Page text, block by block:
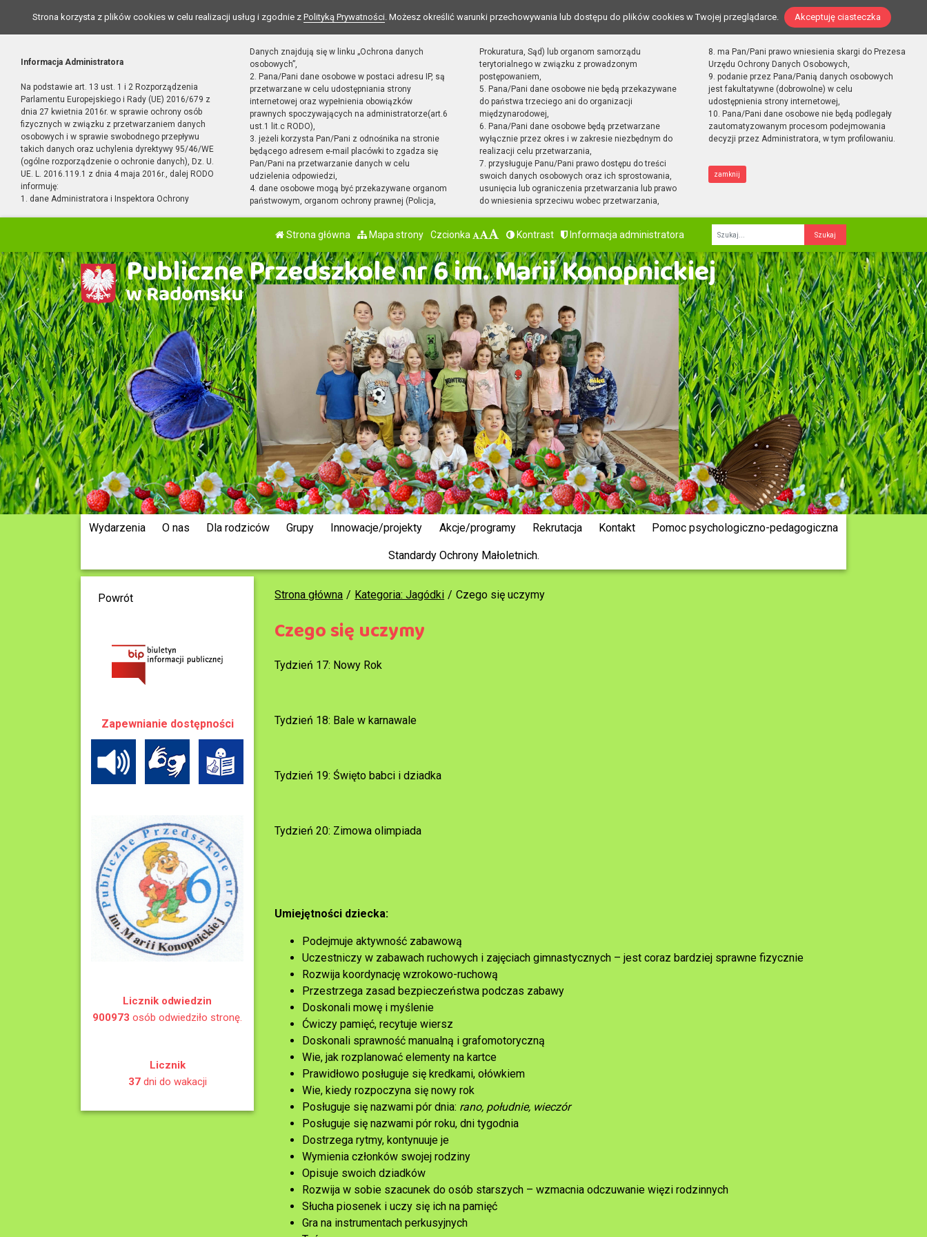
Strona korzysta z plików cookies w celu realizacji usług i zgodnie z Polityką Prywatności. Możesz określić warunki przechowywania lub dostępu do plików cookies w Twojej przeglądarce. Akceptuję ciasteczka
Informacja Administratora
Na podstawie art. 13 ust. 1 i 2 Rozporządzenia
Parlamentu Europejskiego i Rady (UE) 2016/679 z
dnia 27 kwietnia 2016r. w sprawie ochrony osób
fizycznych w związku z przetwarzaniem danych
osobowych i w sprawie swobodnego przepływu
takich danych oraz uchylenia dyrektywy 95/46/WE
(ogólne rozporządzenie o ochronie danych), Dz. U.
UE. L. 2016.119.1 z dnia 4 maja 2016r., dalej RODO
informuję:
1. dane Administratora i Inspektora Ochrony
Danych znajdują się w linku „Ochrona danych
osobowych”,
2. Pana/Pani dane osobowe w postaci adresu IP, są
przetwarzane w celu udostępniania strony
internetowej oraz wypełnienia obowiązków
prawnych spoczywających na administratorze(art.6
ust.1 lit.c RODO),
3. jeżeli korzysta Pan/Pani z odnośnika na stronie
będącego adresem e-mail placówki to zgadza się
Pan/Pani na przetwarzanie danych w celu
udzielenia odpowiedzi,
4. dane osobowe mogą być przekazywane organom
państwowym, organom ochrony prawnej (Policja,
Prokuratura, Sąd) lub organom samorządu
terytorialnego w związku z prowadzonym
postępowaniem,
5. Pana/Pani dane osobowe nie będą przekazywane
do państwa trzeciego ani do organizacji
międzynarodowej,
6. Pana/Pani dane osobowe będą przetwarzane
wyłącznie przez okres i w zakresie niezbędnym do
realizacji celu przetwarzania,
7. przysługuje Panu/Pani prawo dostępu do treści
swoich danych osobowych oraz ich sprostowania,
usunięcia lub ograniczenia przetwarzania lub prawo
do wniesienia sprzeciwu wobec przetwarzania,
8. ma Pan/Pani prawo wniesienia skargi do Prezesa
Urzędu Ochrony Danych Osobowych,
9. podanie przez Pana/Panią danych osobowych
jest fakultatywne (dobrowolne) w celu
udostępnienia strony internetowej,
10. Pana/Pani dane osobowe nie będą podlegały
zautomatyzowanym procesom podejmowania
decyzji przez Administratora, w tym profilowaniu.
zamknij
Strona główna Mapa strony Czcionka Kontrast Informacja administratora
Fraza
Publiczne Przedszkole nr 6 im. Marii Konopnickiej
w Radomsku
Wydarzenia O nas Dla rodziców Grupy Innowacje/projekty Akcje/programy Rekrutacja Kontakt Pomoc psychologiczno-pedagogiczna
Standardy Ochrony Małoletnich.
Strona główna Kategoria: Jagódki Czego się uczymy
Czego się uczymy
Tydzień 17: Nowy Rok
Tydzień 18: Bale w karnawale
Tydzień 19: Święto babci i dziadka
Tydzień 20: Zimowa olimpiada
Umiejętności dziecka:
Podejmuje aktywność zabawową
Uczestniczy w zabawach ruchowych i zajęciach gimnastycznych – jest coraz bardziej sprawne fizycznie
Rozwija koordynację wzrokowo-ruchową
Przestrzega zasad bezpieczeństwa podczas zabawy
Doskonali mowę i myślenie
Ćwiczy pamięć, recytuje wiersz
Doskonali sprawność manualną i grafomotoryczną
Wie, jak rozplanować elementy na kartce
Prawidłowo posługuje się kredkami, ołówkiem
Wie, kiedy rozpoczyna się nowy rok
Posługuje się nazwami pór dnia: rano, południe, wieczór
Posługuje się nazwami pór roku, dni tygodnia
Dostrzega rytmy, kontynuuje je
Wymienia członków swojej rodziny
Opisuje swoich dziadków
Rozwija w sobie szacunek do osób starszych – wzmacnia odczuwanie więzi rodzinnych
Słucha piosenek i uczy się ich na pamięć
Gra na instrumentach perkusyjnych
Powrót
Zapewnianie dostępności
Licznik odwiedzin
900973 osób odwiedziło stronę.
Licznik
37dni do wakacji